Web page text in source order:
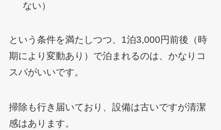
ない）
という条件を満たしつつ、1泊3,000円前後（時
期により変動あり）で泊まれるのは、かなりコ
スパがいいです。
掃除も行き届いており、設備は古いですが清潔
感はあります。